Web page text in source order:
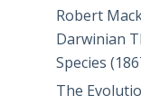
Robert
Darwinian
Species
The